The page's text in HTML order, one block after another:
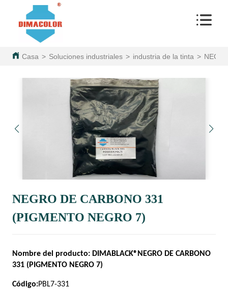
Casa > Soluciones industriales > industria de la tinta >
NEGRO DE CARBONO 331
(PIGMENTO NEGRO 7)